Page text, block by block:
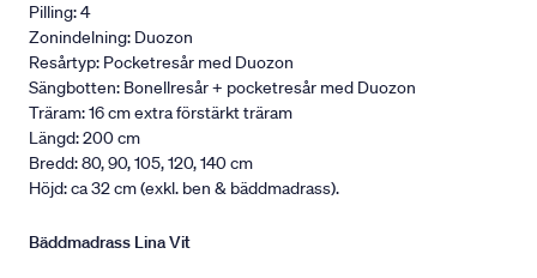
Pilling: 4
Zonindelning: Duozon
Resårtyp: Pocketresår med Duozon
Sängbotten: Bonellresår + pocketresår med Duozon
Träram: 16 cm extra förstärkt träram
Längd: 200 cm
Bredd: 80, 90, 105, 120, 140 cm
Höjd: ca 32 cm (exkl. ben & bäddmadrass).
Bäddmadrass Lina Vit